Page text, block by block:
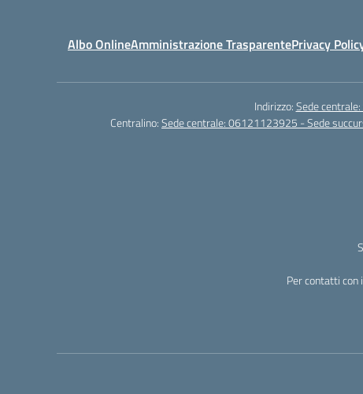
Albo OnlineAmministrazione TrasparentePrivacy
Indirizzo:Sede
Centralino:Sede centrale: 06121123925 - Sede
Per contatti